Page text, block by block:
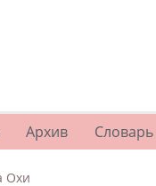
Архив Словарь
Охи